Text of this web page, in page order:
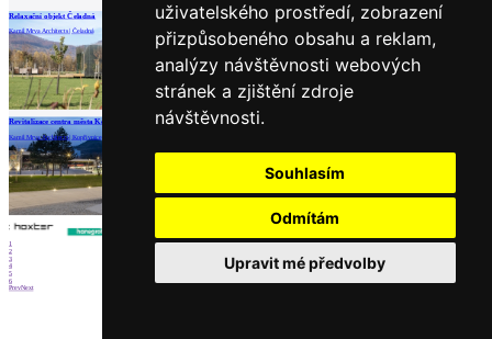
uživatelského prostředí, zobrazení
přizpůsobeného obsahu a reklam,
analýzy návštěvnosti webových
stránek a zjištění zdroje
návštěvnosti.
Souhlasím
Odmítám
Upravit mé předvolby
Relaxační objekt Čeladná
Kamil Mrva Architects | Čeladná
Přístavba oční optiky v Kopřivnici
Kamil Mrva Architects | Kopřivnice
Sociální zázemí parkoviště
Kamil Mrva Architects | Trojanovice
Revitalizace centra města Kopřivnice
Kamil Mrva Architects | Kopřivnice
načíst další
1
2
3
4
5
6
PrevNext